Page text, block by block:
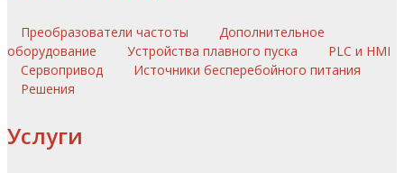
Преобразователи частоты
Дополнительное
оборудование
Устройства плавного пуска
PLC и HMI
Сервопривод
Источники бесперебойного питания
Решения
Услуги